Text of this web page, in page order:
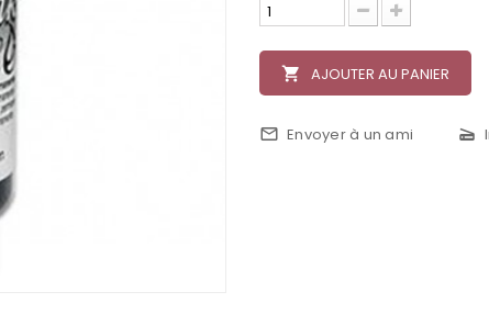
local_grocery_store AJOUTER AU PANIER
mail_outline Envoyer à un ami scanner